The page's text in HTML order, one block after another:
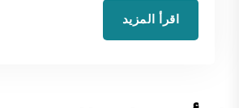
اقرأ المزيد